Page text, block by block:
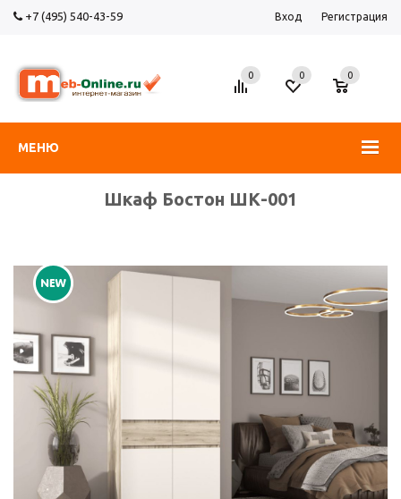
+7 (495) 540-43-59 Вход Регистрация
МЕНЮ
0 0
0
Шкаф Бостон ШК-001